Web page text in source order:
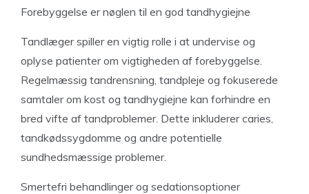
Forebyggelse er nøglen til en god tandhygiejne
Tandlæger spiller en vigtig rolle i at undervise og
oplyse patienter om vigtigheden af ​​forebyggelse.
Regelmæssig tandrensning, tandpleje og fokuserede
samtaler om kost og tandhygiejne kan forhindre en
bred vifte af tandproblemer. Dette inkluderer caries,
tandkødssygdomme og andre potentielle
sundhedsmæssige problemer.
Smertefri behandlinger og sedationsoptioner